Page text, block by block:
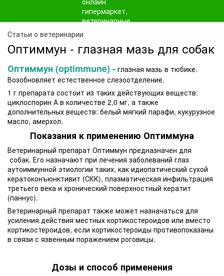
Статьи о ветеринарии
Оптиммун - глазная мазь для собак
Оптиммун (optimmune) - глазная мазь в тюбике.
Возобновляет естественное слезоотделение.
1 г препарата состоит из таких действующих веществ:
циклоспорин А в количестве 2,0 мг, а также
дополнительных веществ: белый мягкий парафи, кукурузное
масло, амерхол.
Показания к применению Оптиммуна
Ветеринарный препарат Оптиммун предназначен для
собак. Его назначают при лечения заболеваний глаз
аутоиммунной этиологии таких, как идиопатический сухой
кератоконъюнктивит (СКК), плазматическая инфильтрация
третьего века и хронический поверхностный кератит
(паннус).
Ветеринарный препарат также может назначаться для
усиления действия местных кортикостероидов или вместо
кортикостероидов, если кортикостероиды противопоказаны
в связи с язвенным поражением роговицы.
Дозы и способ применения